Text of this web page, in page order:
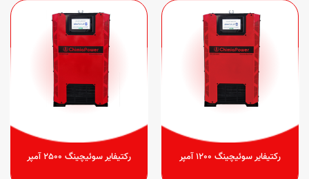
رکتیفایر سوئیچینگ 1200 آمپر رکتیفایر سوئیچینگ 2500 آمپر